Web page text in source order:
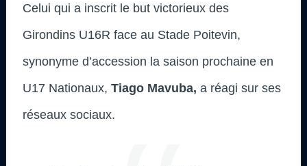
Celui qui a inscrit le but victorieux des
Girondins U16R face au Stade Poitevin,
synonyme d’accession la saison prochaine en
U17 Nationaux, Tiago Mavuba, a réagi sur ses
réseaux sociaux.